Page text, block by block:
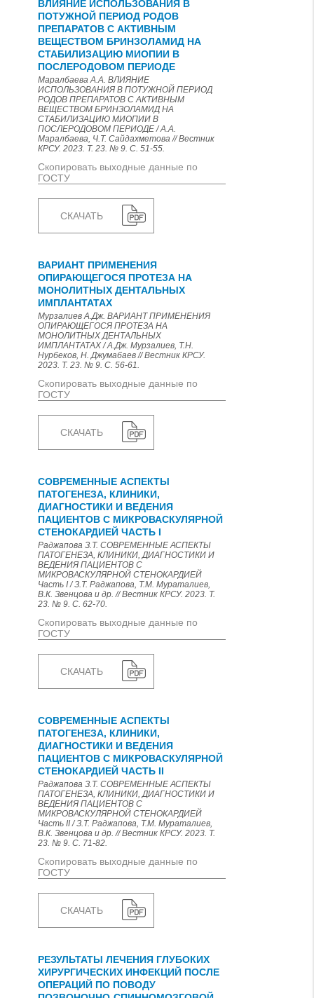
ВЛИЯНИЕ ИСПОЛЬЗОВАНИЯ В
ПОТУЖНОЙ ПЕРИОД РОДОВ
ПРЕПАРАТОВ С АКТИВНЫМ
ВЕЩЕСТВОМ БРИНЗОЛАМИД НА
СТАБИЛИЗАЦИЮ МИОПИИ В
ПОСЛЕРОДОВОМ ПЕРИОДЕ
Маралбаева А.А. ВЛИЯНИЕ
ИСПОЛЬЗОВАНИЯ В ПОТУЖНОЙ ПЕРИОД
РОДОВ ПРЕПАРАТОВ С АКТИВНЫМ
ВЕЩЕСТВОМ БРИНЗОЛАМИД НА
СТАБИЛИЗАЦИЮ МИОПИИ В
ПОСЛЕРОДОВОМ ПЕРИОДЕ / А.А.
Маралбаева, Ч.Т. Сайдахметова // Вестник
КРСУ. 2023. Т. 23. № 9. С. 51-55.
Скопировать выходные данные по
ГОСТУ
СКАЧАТЬ
ВАРИАНТ ПРИМЕНЕНИЯ
ОПИРАЮЩЕГОСЯ ПРОТЕЗА НА
МОНОЛИТНЫХ ДЕНТАЛЬНЫХ
ИМПЛАНТАТАХ
Мурзалиев А.Дж. ВАРИАНТ ПРИМЕНЕНИЯ
ОПИРАЮЩЕГОСЯ ПРОТЕЗА НА
МОНОЛИТНЫХ ДЕНТАЛЬНЫХ
ИМПЛАНТАТАХ / А.Дж. Мурзалиев, Т.Н.
Нурбеков, Н. Джумабаев // Вестник КРСУ.
2023. Т. 23. № 9. С. 56-61.
Скопировать выходные данные по
ГОСТУ
СКАЧАТЬ
СОВРЕМЕННЫЕ АСПЕКТЫ
ПАТОГЕНЕЗА, КЛИНИКИ,
ДИАГНОСТИКИ И ВЕДЕНИЯ
ПАЦИЕНТОВ С МИКРОВАСКУЛЯРНОЙ
СТЕНОКАРДИЕЙ ЧАСТЬ I
Раджапова З.Т. СОВРЕМЕННЫЕ АСПЕКТЫ
ПАТОГЕНЕЗА, КЛИНИКИ, ДИАГНОСТИКИ И
ВЕДЕНИЯ ПАЦИЕНТОВ С
МИКРОВАСКУЛЯРНОЙ СТЕНОКАРДИЕЙ
Часть I / З.Т. Раджапова, Т.М. Мураталиев,
В.К. Звенцова и др. // Вестник КРСУ. 2023. Т.
23. № 9. С. 62-70.
Скопировать выходные данные по
ГОСТУ
СКАЧАТЬ
СОВРЕМЕННЫЕ АСПЕКТЫ
ПАТОГЕНЕЗА, КЛИНИКИ,
ДИАГНОСТИКИ И ВЕДЕНИЯ
ПАЦИЕНТОВ С МИКРОВАСКУЛЯРНОЙ
СТЕНОКАРДИЕЙ ЧАСТЬ II
Раджапова З.Т. СОВРЕМЕННЫЕ АСПЕКТЫ
ПАТОГЕНЕЗА, КЛИНИКИ, ДИАГНОСТИКИ И
ВЕДЕНИЯ ПАЦИЕНТОВ С
МИКРОВАСКУЛЯРНОЙ СТЕНОКАРДИЕЙ
Часть II / З.Т. Раджапова, Т.М. Мураталиев,
В.К. Звенцова и др. // Вестник КРСУ. 2023. Т.
23. № 9. С. 71-82.
Скопировать выходные данные по
ГОСТУ
СКАЧАТЬ
РЕЗУЛЬТАТЫ ЛЕЧЕНИЯ ГЛУБОКИХ
ХИРУРГИЧЕСКИХ ИНФЕКЦИЙ ПОСЛЕ
ОПЕРАЦИЙ ПО ПОВОДУ